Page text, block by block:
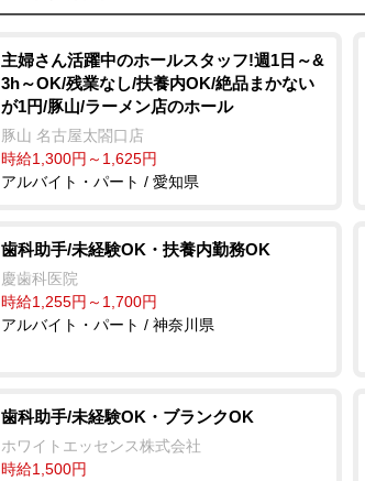
主婦さん活躍中のホールスタッフ!週1日～&
3h～OK/残業なし/扶養内OK/絶品まかない
が1円/豚山/ラーメン店のホール
豚山 名古屋太閤口店
時給1,300円～1,625円
アルバイト・パート / 愛知県
歯科助手/未経験OK・扶養内勤務OK
慶歯科医院
時給1,255円～1,700円
アルバイト・パート / 神奈川県
歯科助手/未経験OK・ブランクOK
ホワイトエッセンス株式会社
時給1,500円